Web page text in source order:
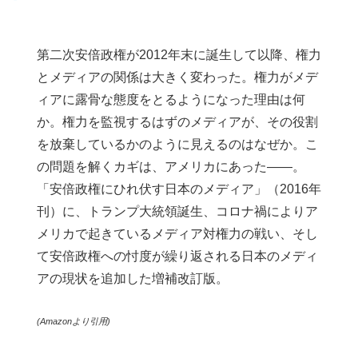
第二次安倍政権が2012年末に誕生して以降、権力
とメディアの関係は大きく変わった。権力がメデ
ィアに露骨な態度をとるようになった理由は何
か。権力を監視するはずのメディアが、その役割
を放棄しているかのように見えるのはなぜか。こ
の問題を解くカギは、アメリカにあった――。
「安倍政権にひれ伏す日本のメディア」（2016年
刊）に、トランプ大統領誕生、コロナ禍によりア
メリカで起きているメディア対権力の戦い、そし
て安倍政権への忖度が繰り返される日本のメディ
アの現状を追加した増補改訂版。
(Amazonより引用)